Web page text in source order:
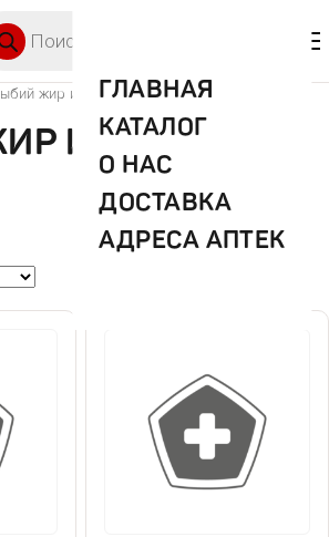
ГЛАВНАЯ
КАТАЛОГ
О НАС
ДОСТАВКА
АДРЕСА АПТЕК
жир из печени трески
ИЗ ПЕЧЕНИ